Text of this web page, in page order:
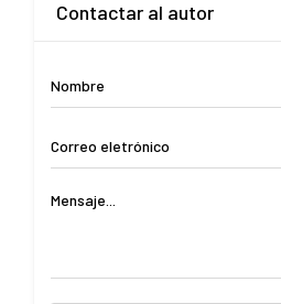
Contactar al autor